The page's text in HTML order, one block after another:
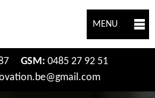
MENU
GSM: 0485 27 92 51